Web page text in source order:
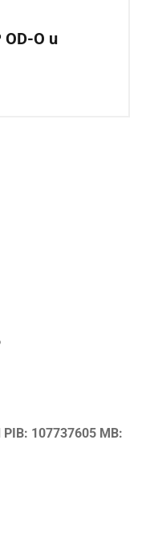
O u
PIB: 107737605 MB: